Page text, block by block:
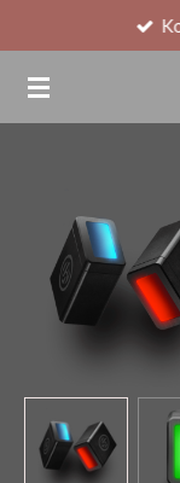
springen